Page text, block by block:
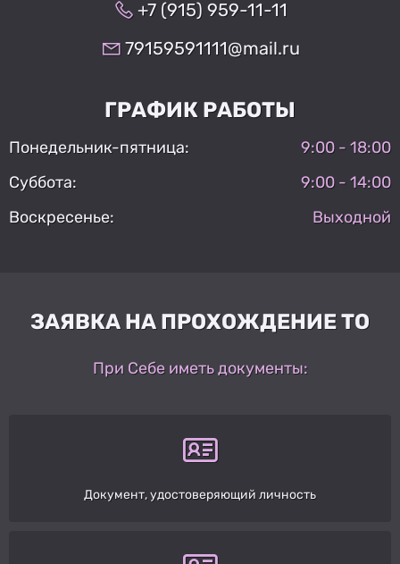
+7 (915) 959-11-11
79159591111@mail.ru
ГРАФИК РАБОТЫ
Понедельник-пятница:
9:00 - 18:00
Суббота:
9:00 - 14:00
Воскресенье:
Выходной
ЗАЯВКА НА ПРОХОЖДЕНИЕ ТО
При Себе иметь документы:
Документ, удостоверяющий личность